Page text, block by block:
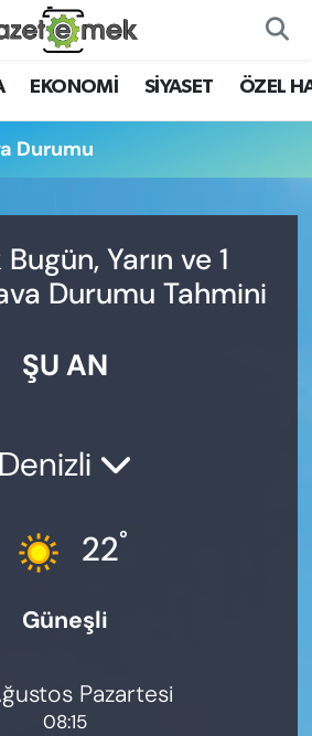
EKONOMİ SİYASET ÖZEL
Durumu
Yarın ve 1
Durumu Tahmini
ŞU AN
Denizli
22°
Güneşli
Pazartesi
08:15
EMEK
Durumu ve Fikstür